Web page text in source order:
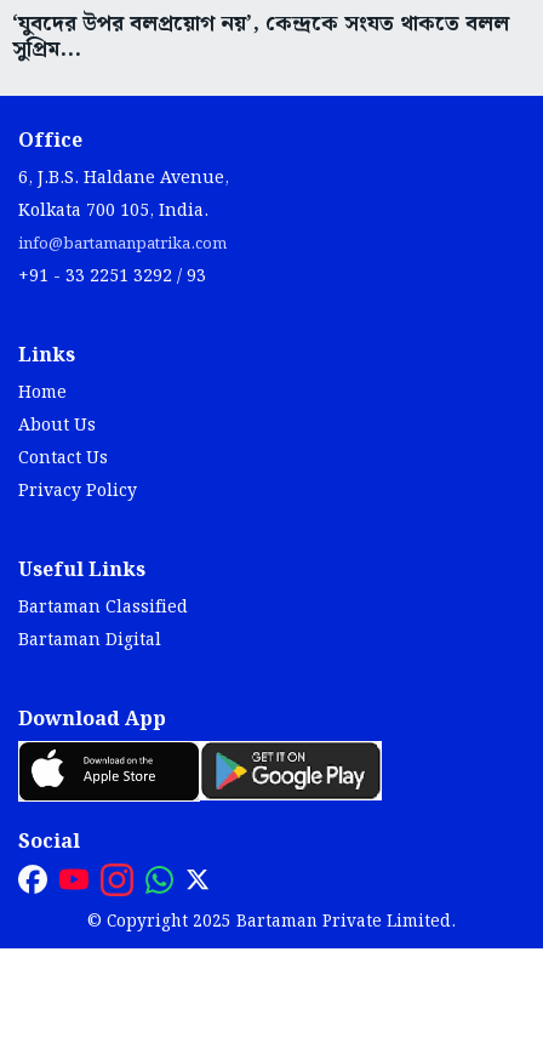
‘যুবদের উপর বলপ্রয়োগ নয়’, কেন্দ্রকে সংযত থাকতে বলল
সুপ্রিম...
Office
6, J.B.S. Haldane Avenue,
Kolkata 700 105, India.
info@bartamanpatrika.com
+91 - 33 2251 3292 / 93
Links
Home
About Us
Contact Us
Privacy Policy
Useful Links
Bartaman Classified
Bartaman Digital
Download App
Social
© Copyright 2025 Bartaman Private Limited.